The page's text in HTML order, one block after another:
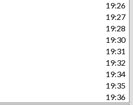
19:26
19:27
19:28
19:30
19:31
19:32
19:34
19:35
19:36